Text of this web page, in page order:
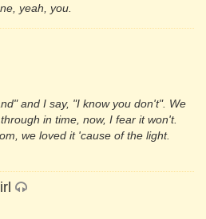
yeah, you.
and I say, "I know you don't". We
in time, now, I fear it won't.
we loved it 'cause of the light.